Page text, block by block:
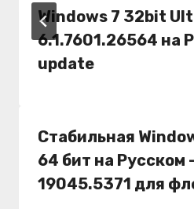
Windows 7 32bit
6.1.7601.26564 на
update
Cтабильная
64 бит на Русском
19045.5371 для